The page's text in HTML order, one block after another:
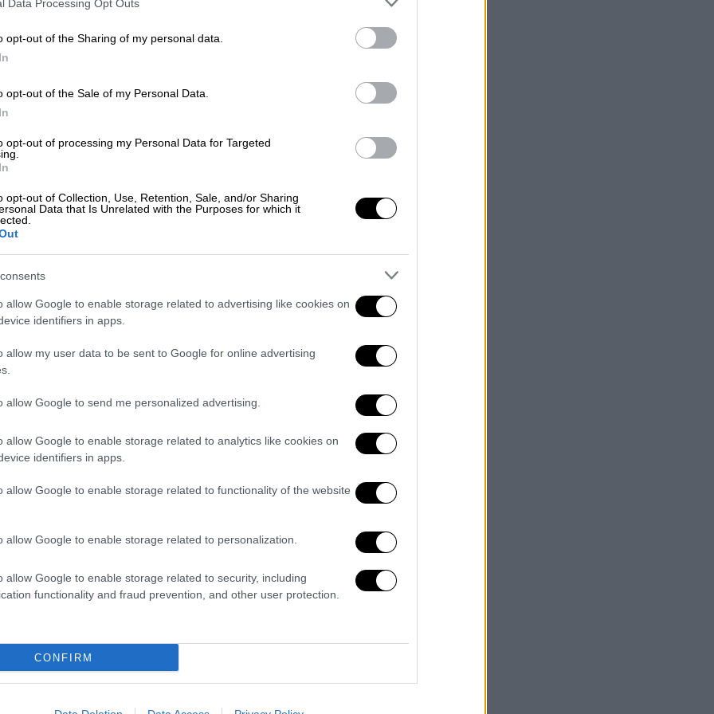
Data Processing Opt Outs
opt-out of the Sharing of my personal data.
opt-out of the Sale of my Personal Data.
opt-out of processing my Personal Data for Targeted
opt-out of Collection, Use, Retention, Sale, and/or Sharing
Data that Is Unrelated with the Purposes for which it
allow Google to enable storage related to advertising like cookies on
identifiers in apps.
allow my user data to be sent to Google for online advertising
allow Google to send me personalized advertising.
allow Google to enable storage related to analytics like cookies on
identifiers in apps.
allow Google to enable storage related to functionality of the website
allow Google to enable storage related to personalization.
allow Google to enable storage related to security, including
functionality and fraud prevention, and other user protection.
CONFIRM
που θα λάμβανε.
του ανέρχονται στα1.015,18
video
αναφέρει: «Τον Σεπτέμβριο του
εξαγοράς του υπολοίπου χρόνου
4 χρόνια και 3 μήνες). Εδώ και 2 μήνες
12,50 ευρώ το μήνα. Τα υπόλοιπα (από
Έχουν το δικαίωμα να το
Καταλαβαίνω ότι πρέπει να γίνει η
αυτό να γίνει σε κάποιο βάθος
να ζήσω εγώ με 12,50 ευρώ το μήνα;
από ΔΕΚ του ΄21 προέκυψε
στο Θεαγένειο Θεσσαλονίκης
της απόδοσης σύνταξης και
Με τιμή, πρώην υπάλληλος του